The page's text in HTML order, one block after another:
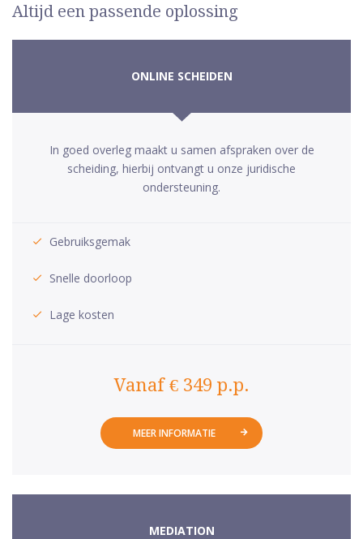
Altijd een passende oplossing
ONLINE SCHEIDEN
In goed overleg maakt u samen afspraken over de
scheiding, hierbij ontvangt u onze juridische
ondersteuning.
Gebruiksgemak
Snelle doorloop
Lage kosten
Vanaf € 349 p.p.
MEER INFORMATIE
MEDIATION